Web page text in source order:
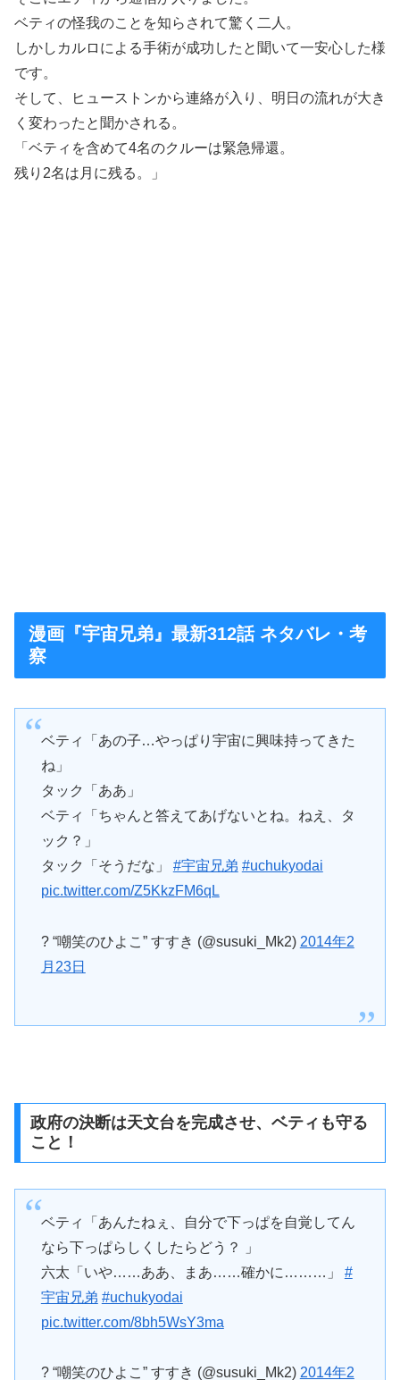
ベティの怪我のことを知らされて驚く二人。
しかしカルロによる手術が成功したと聞いて一安心した様
です。
そして、ヒューストンから連絡が入り、明日の流れが大き
く変わったと聞かされる。
「ベティを含めて4名のクルーは緊急帰還。
残り2名は月に残る。」
漫画『宇宙兄弟』最新312話 ネタバレ・考
察
ベティ「あの子…やっぱり宇宙に興味持ってきた
ね」
タック「ああ」
ベティ「ちゃんと答えてあげないとね。ねえ、タ
ック？」
タック「そうだな」 #宇宙兄弟 #uchukyodai
pic.twitter.com/Z5KkzFM6qL
? “嘲笑のひよこ” すすき (@susuki_Mk2) 2014年2
月23日
政府の決断は天文台を完成させ、ベティも守る
こと！
ベティ「あんたねぇ、自分で下っぱを自覚してん
なら下っぱらしくしたらどう？ 」
六太「いや……ああ、まあ……確かに………」 #
宇宙兄弟 #uchukyodai
pic.twitter.com/8bh5WsY3ma
? “嘲笑のひよこ” すすき (@susuki_Mk2) 2014年2